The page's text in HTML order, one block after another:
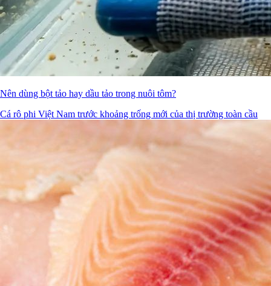
Nên dùng bột tảo hay dầu tảo trong nuôi tôm?
Cá rô phi Việt Nam trước khoảng trống mới của thị trường toàn cầu